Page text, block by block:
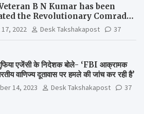
B N Kumar has been
the Revolutionary Comrade
Media Award 2022-23
2022 Desk Takshakapost 37
एजेंसी के निदेशक बोले- ‘FBI आक्रामक
वाणिज्य दूतावास पर हमले की जांच कर रही है’
14, 2023 Desk Takshakapost 37